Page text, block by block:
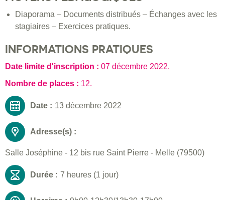
Diaporama – Documents distribués – Échanges avec les
stagiaires – Exercices pratiques.
INFORMATIONS PRATIQUES
Date limite d'inscription : 07 décembre 2022.
Nombre de places : 12.
Date : 13 décembre 2022
Adresse(s) :
Salle Joséphine - 12 bis rue Saint Pierre - Melle (79500)
Durée : 7 heures (1 jour)